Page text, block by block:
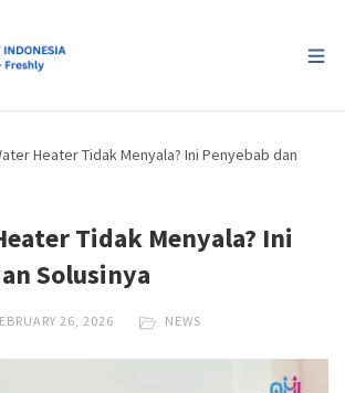
Heater Tidak Menyala? Ini Penyebab dan
Tidak Menyala? Ini
Solusinya
26, 2026 NEWS